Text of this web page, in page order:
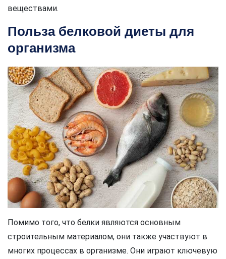
веществами.
Польза белковой диеты для
организма
Помимо того, что белки являются основным
строительным материалом, они также участвуют в
многих процессах в организме. Они играют ключевую